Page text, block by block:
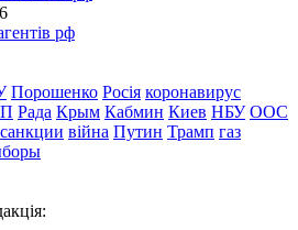
рф
Порошенко Росія коронавирус
Рада Крым Кабмин Киев НБУ ООС
санкции війна Путин Трамп газ